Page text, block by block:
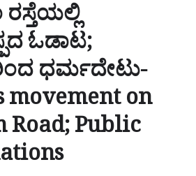
ಓಡಾಟ;
ಧರ್ಮದೇಟು-
movement on
Road; Public